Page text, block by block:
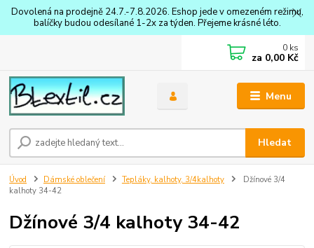
Dovolená na prodejně 24.7.-7.8.2026. Eshop jede v omezeném režimu,
balíčky budou odesílané 1-2x za týden. Přejeme krásné léto.
Menu
Hledat
0 ks
za 0,00 Kč
Úvod Dámské oblečení Tepláky, kalhoty, 3/4kalhoty
Džínové 3/4
kalhoty 34-42
Džínové 3/4 kalhoty 34-42